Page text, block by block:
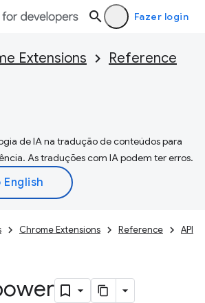
Fazer login
Extensions
Reference
de IA na tradução de conteúdos para
As traduções com IA podem ter erros.
Chrome Extensions Reference API